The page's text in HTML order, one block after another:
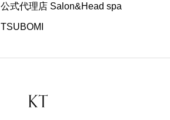
公式代理店 Salon&Head spa
TSUBOMI